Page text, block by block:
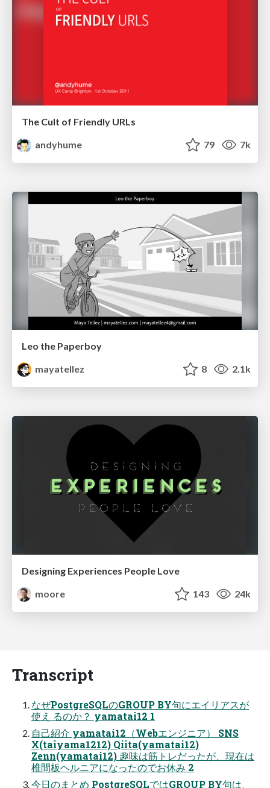
The Cult of Friendly URLs
andyhume
79 7k
Leo the Paperboy
mayatellez
8 2.1k
Designing Experiences People Love
moore
143 24k
Transcript
なぜPostgreSQLのGROUP BY句にエイリアスが
使え るのか？ yamatai12 1
自己紹介 yamatai12（Webエンジニア） SNS
X(taiyama1212) Qiita(yamatai12)
Zenn(yamatai12) 趣味は筋トレだったが、現在は
椎間板ヘルニアになったのでお休み 2
今日のまとめ PostgreSQLではGROUP BY句は、